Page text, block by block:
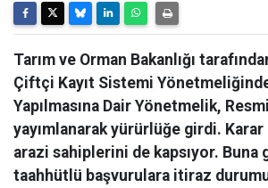
Tarım ve Orman Bakanlığı
Çiftçi Kayıt Sistemi
Yapılmasına Dair Yönetmelik,
yayımlanarak yürürlüğe girdi. Karar
arazi sahiplerini de kapsıyor.
taahhütlü başvurulara itiraz